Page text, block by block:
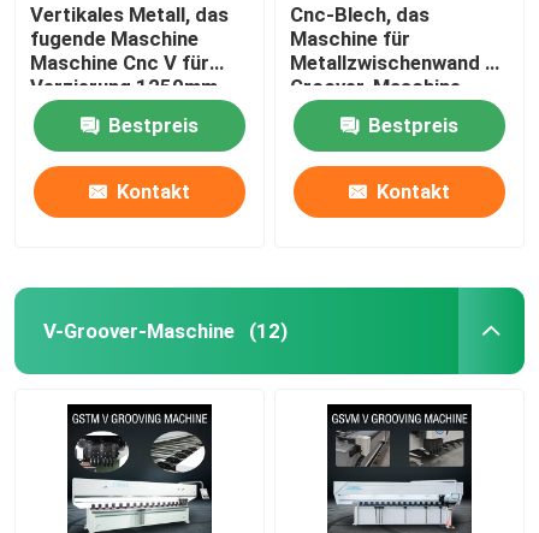
Vertikales Metall, das
fugende Maschine
Maschine Cnc V für
Verzierung 1250mm
fugt
Bestpreis
Kontakt
Cnc-Blech, das
Maschine für
Metallzwischenwand V
Groover-Maschine
1240 fugt
Bestpreis
Kontakt
V-Groover-Maschine (12)